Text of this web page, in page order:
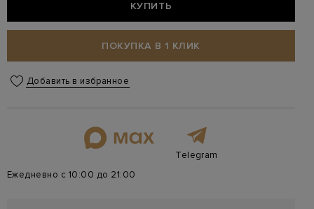
КУПИТЬ
ПОКУПКА В 1 КЛИК
Добавить в избранное
Telegram
Ежедневно с 10:00 до 21:00